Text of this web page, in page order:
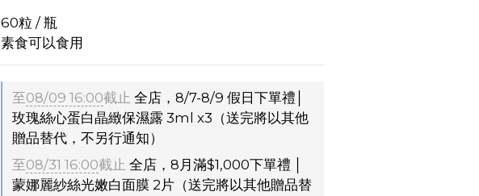
60粒 / 瓶
素食可以食用
至08/09 16:00截止 全店，8/7-8/9 假日下單禮│
玫瑰絲心蛋白晶緻保濕露 3ml x3（送完將以其他
贈品替代，不另行通知）
至08/31 16:00截止 全店，8月滿$1,000下單禮 │
蒙娜麗紗絲光嫩白面膜 2片（送完將以其他贈品替